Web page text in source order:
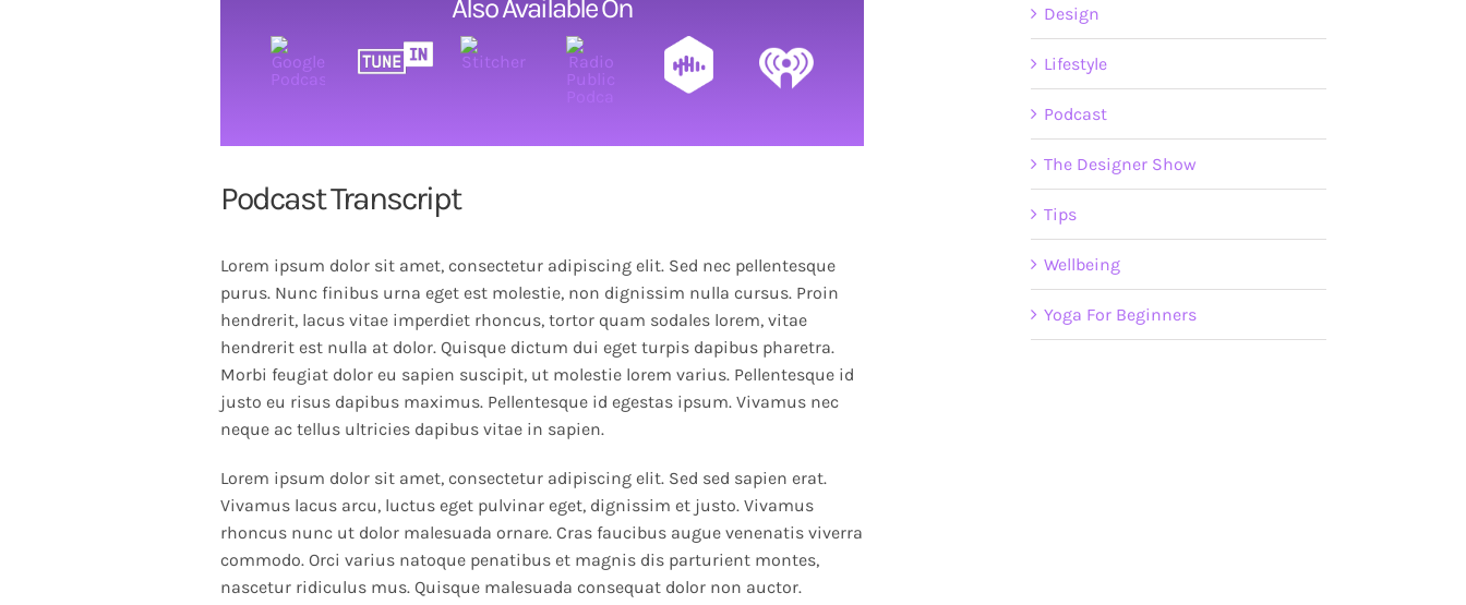
increase
volume.
Also Available On
Podcast Transcript
Lorem ipsum dolor sit amet, consectetur adipiscing elit. Sed nec pellentesque
purus. Nunc finibus urna eget est molestie, non dignissim nulla cursus. Proin
hendrerit, lacus vitae imperdiet rhoncus, tortor quam sodales lorem, vitae
hendrerit est nulla at dolor. Quisque dictum dui eget turpis dapibus pharetra.
Morbi feugiat dolor eu sapien suscipit, ut molestie lorem varius. Pellentesque id
justo eu risus dapibus maximus. Pellentesque id egestas ipsum. Vivamus nec
neque ac tellus ultricies dapibus vitae in sapien.
Lorem ipsum dolor sit amet, consectetur adipiscing elit. Sed sed sapien erat.
Vivamus lacus arcu, luctus eget pulvinar eget, dignissim et justo. Vivamus
rhoncus nunc ut dolor malesuada ornare. Cras faucibus augue venenatis viverra
commodo. Orci varius natoque penatibus et magnis dis parturient montes,
nascetur ridiculus mus. Quisque malesuada consequat dolor non auctor.
Design
Lifestyle
Podcast
The Designer Show
Tips
Wellbeing
Yoga For Beginners